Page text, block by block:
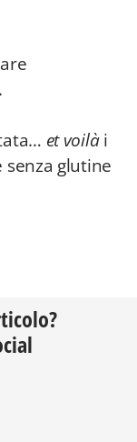
et voilài
glutine